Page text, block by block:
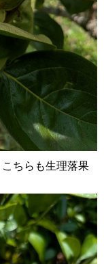
ちらも生理落果